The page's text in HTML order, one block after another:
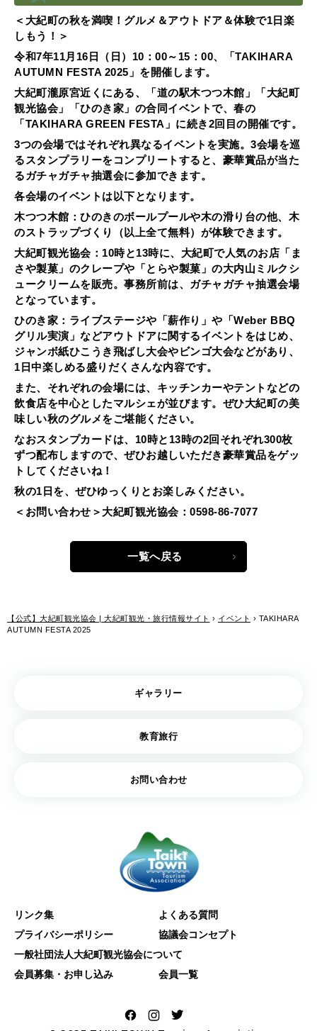
＜大紀町の秋を満喫！グルメ＆アウトドア＆体験で1日楽
しもう！＞
令和7年11月16日（日）10：00～15：00、「TAKIHARA
AUTUMN FESTA 2025」を開催します。
大紀町瀧原宮近くにある、「道の駅木つつ木館」「大紀町
観光協会」「ひのき家」の合同イベントで、春の
「TAKIHARA GREEN FESTA」に続き2回目の開催です。
3つの会場ではそれぞれ異なるイベントを実施。3会場を巡
るスタンプラリーをコンプリートすると、豪華賞品が当た
るガチャガチャ抽選会に参加できます。
各会場のイベントは以下となります。
木つつ木館：ひのきのボールプールや木の滑り台の他、木
のストラップづくり（以上全て無料）が体験できます。
大紀町観光協会：10時と13時に、大紀町で人気のお店「ま
さや製菓」のクレープや「とらや製菓」の大内山ミルクシ
ュークリームを販売。事務所前は、ガチャガチャ抽選会場
となっています。
ひのき家：ライブステージや「薪作り」や「Weber BBQ
グリル実演」などアウトドアに関するイベントをはじめ、
ジャンボ紙ひこうき飛ばし大会やビンゴ大会などがあり、
1日中楽しめる盛りだくさんな内容です。
また、それぞれの会場には、キッチンカーやテントなどの
飲食店を中心としたマルシェが並びます。ぜひ大紀町の美
味しい秋のグルメをご堪能ください。
なおスタンプカードは、10時と13時の2回それぞれ300枚
ずつ配布しますので、ぜひお越しいただき豪華賞品をゲッ
トしてくださいね！
秋の1日を、ぜひゆっくりとお楽しみください。
＜お問い合わせ＞大紀町観光協会：0598-86-7077
一覧へ戻る
【公式】大紀町観光協会 | 大紀町観光・旅行情報サイト › イベント › TAKIHARA
AUTUMN FESTA 2025
ギャラリー
教育旅行
お問い合わせ
リンク集
よくある質問
プライバシーポリシー
協議会コンセプト
一般社団法人大紀町観光協会について
会員募集・お申し込み
会員一覧